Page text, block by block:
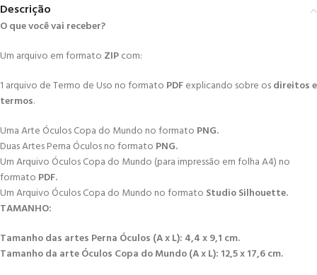
Descrição
O que você vai receber?
Um arquivo em formato ZIPcom:
1 arquivo de Termo de Uso no formato PDFexplicando sobre osdireitos e
termos.
Uma Arte Óculos Copa do Mundo no formato PNG.
Duas Artes Perna Óculos no formato PNG.
Um Arquivo Óculos Copa do Mundo (para impressão em folha A4) no
formato PDF.
Um Arquivo Óculos Copa do Mundo no formato Studio Silhouette.
TAMANHO:
Tamanho das artes Perna Óculos (A x L): 4,4 x 9,1 cm.
Tamanho da arte Óculos Copa do Mundo (A x L): 12,5 x 17,6 cm.